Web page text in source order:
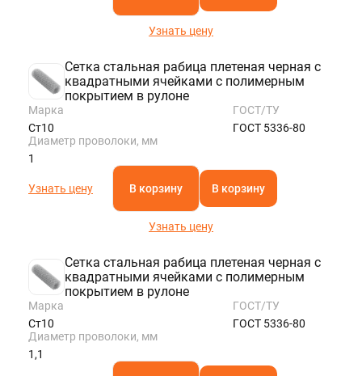
Узнать цену
Сетка стальная рабица плетеная черная с
квадратными ячейками с полимерным
покрытием в рулоне
Марка
Ст10
ГОСТ/ТУ
ГОСТ 5336-80
Диаметр проволоки, мм
1
Узнать цену В корзину В корзину
Узнать цену
Сетка стальная рабица плетеная черная с
квадратными ячейками с полимерным
покрытием в рулоне
Марка
Ст10
ГОСТ/ТУ
ГОСТ 5336-80
Диаметр проволоки, мм
1,1